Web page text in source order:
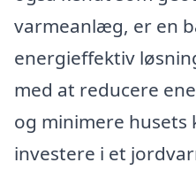
varmeanlæg, er en
energieffektiv
med at reducere
og minimere husets
investere i et